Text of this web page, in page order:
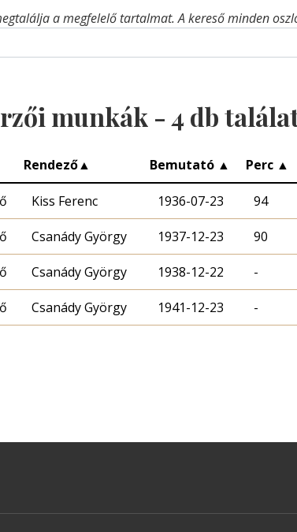
a megfelelő tartalmat. A kereső minden
munkák - 4 db
Rendező▲ Bemutató ▲ Perc ▲
Kiss Ferenc 1936-07-23 94
Csanády György 1937-12-23 90
Csanády György 1938-12-22 -
Csanády György 1941-12-23 -